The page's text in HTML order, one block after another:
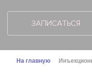
ЗАПИСАТЬСЯ
На главную